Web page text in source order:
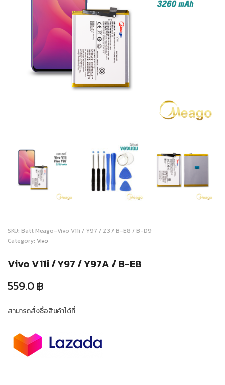
SKU: Batt Meago-Vivo V11i / Y97 / Z3 / B-E8 / B-D9
Category: Vivo
Vivo V11i / Y97 / Y97A / B-E8
559.0฿
สามารถสั่งซื้อสินค้าได้ที่